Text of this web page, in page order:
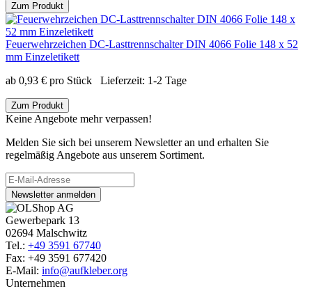
Zum Produkt
Feuerwehrzeichen DC-Lasttrennschalter DIN 4066 Folie 148 x 52
mm Einzeletikett
ab 0,93 € pro Stück Lieferzeit: 1-2 Tage
Zum Produkt
Keine Angebote mehr verpassen!
Melden Sie sich bei unserem Newsletter an und erhalten Sie
regelmäßig Angebote aus unserem Sortiment.
Newsletter anmelden
Gewerbepark 13
02694 Malschwitz
Tel.: +49 3591 67740
Fax: +49 3591 677420
E-Mail: info@aufkleber.org
Unternehmen